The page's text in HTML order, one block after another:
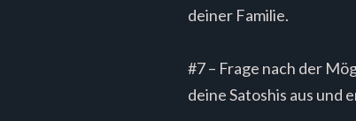
deiner Familie.
#7 – Frage nach der
deine Satoshis aus und